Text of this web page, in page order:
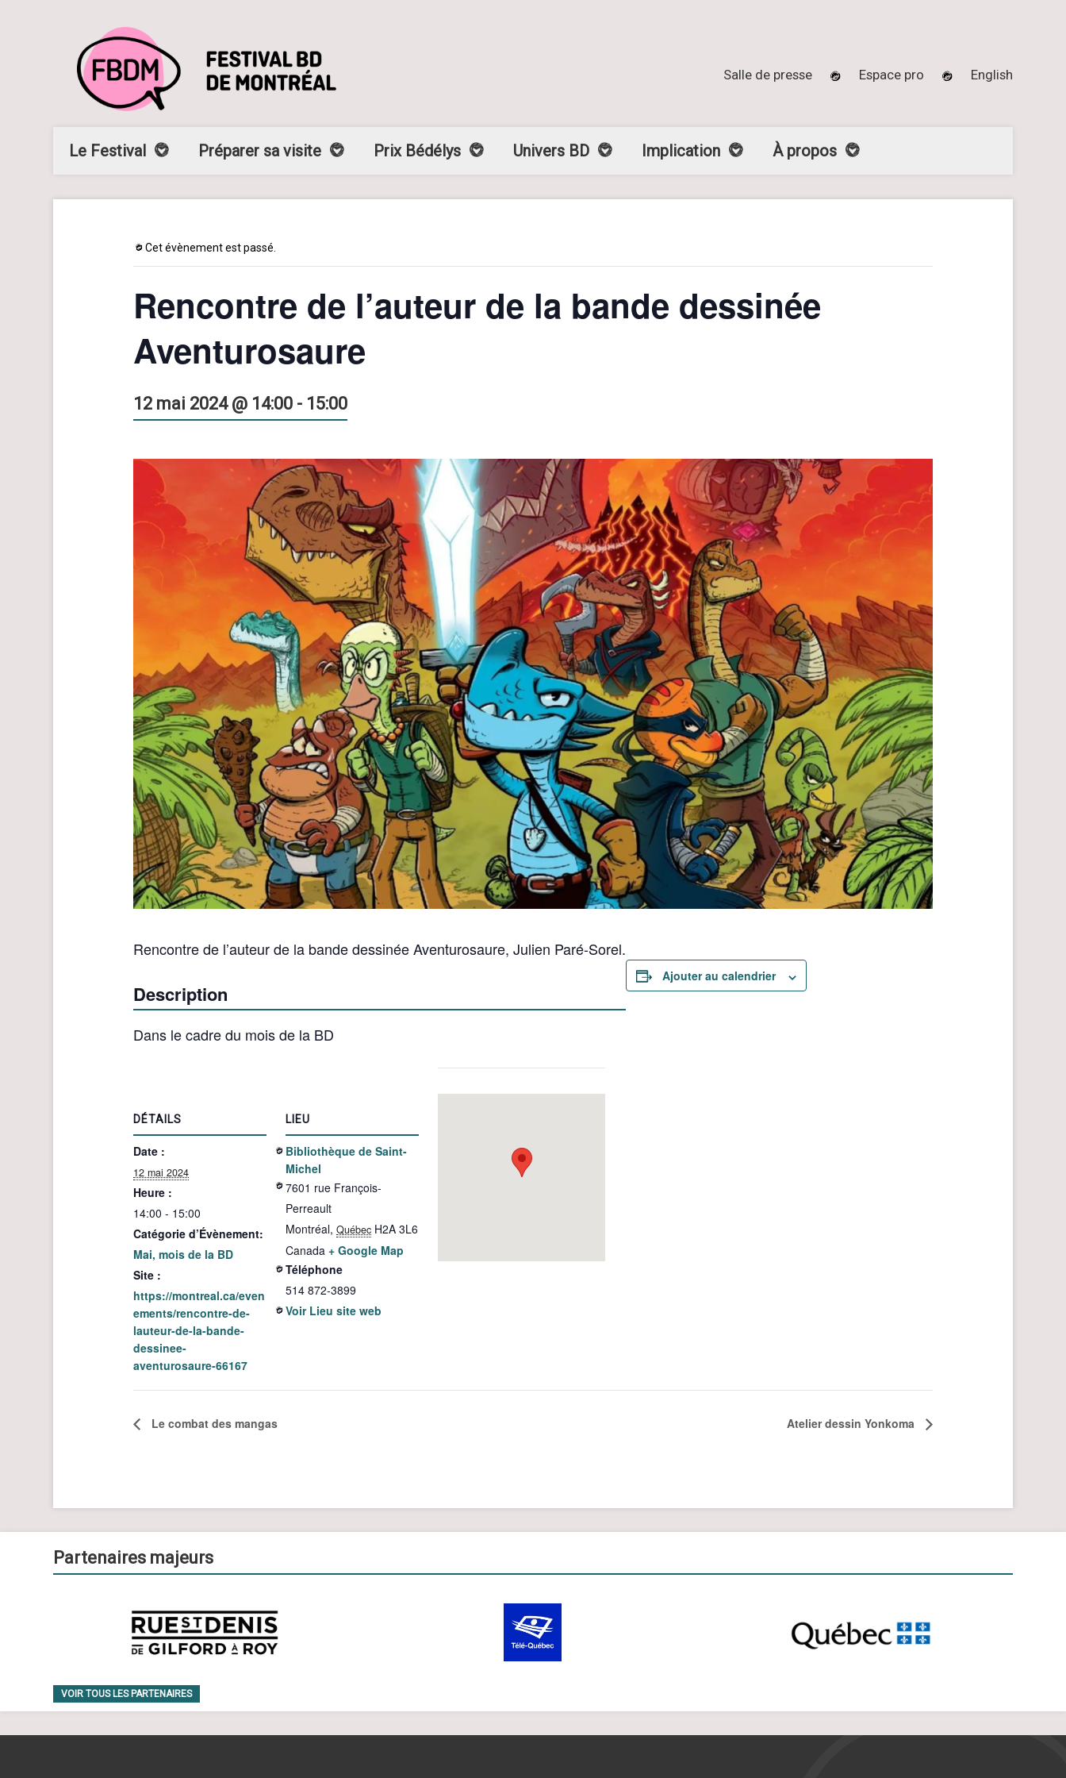
Salle de presse Espace pro English
Le Festival Préparer sa visite Prix Bédélys Univers BD Implication À propos
Cet évènement est passé.
Rencontre de l’auteur de la bande dessinée
Aventurosaure
12 mai 2024 @ 14:00 - 15:00
Rencontre de l’auteur de la bande dessinée Aventurosaure, Julien Paré-Sorel.
Description
Dans le cadre du mois de la BD
Ajouter au calendrier
DÉTAILS
Date :
12 mai 2024
Heure :
14:00 - 15:00
Catégorie d’Évènement:
Mai, mois de la BD
Site :
https://montreal.ca/even
ements/rencontre-de-
lauteur-de-la-bande-
dessinee-
aventurosaure-66167
LIEU
Bibliothèque de Saint-
Michel
7601 rue François-
Perreault
Montréal, Québec H2A 3L6
Canada + Google Map
Téléphone
514 872-3899
Voir Lieu site web
Le combat des mangas Atelier dessin Yonkoma
Partenaires majeurs
VOIR TOUS LES PARTENAIRES